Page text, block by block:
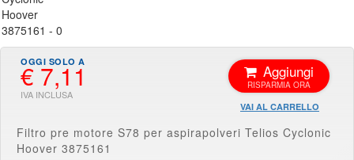
€ 7,11 Aggiungi
VAI AL CARRELLO
Filtro pre motore S78 per aspirapolveri Telios Cyclonic
Hoover 3875161